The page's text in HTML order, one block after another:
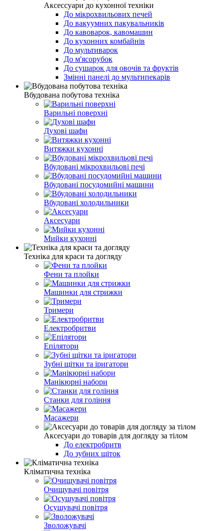
Аксессуари до кухонної техніки
До мікрохвильових печей
До вакуумних пакувальників
До кавоварок, кавомашин
До кухонних комбайнів
До мультиварок
До м'ясорубок
До сушарок для овочів та фруктів
Змінні панелі до мультипекарів
Вбудована побутова техніка
Варильні поверхні
Духові шафи
Витяжки кухонні
Вбудовані мікрохвильові печі
Вбудовані посудомийні машини
Вбудовані холодильники
Аксесуари
Мийки кухонні
Техніка для краси та догляду
Фени та плойки
Машинки для стрижки
Тримери
Електробритви
Епілятори
Зубні щітки та іригатори
Манікюрні набори
Станки для гоління
Масажери
Аксесуари до товарів для догляду за тілом
До електробритв
До зубних щіток
Кліматична техніка
Очищувачі повітря
Осушувачі повітря
Зволожувачі